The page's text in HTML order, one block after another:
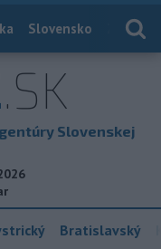
Slovensko
.SK
Slovenskej
Bratislavský